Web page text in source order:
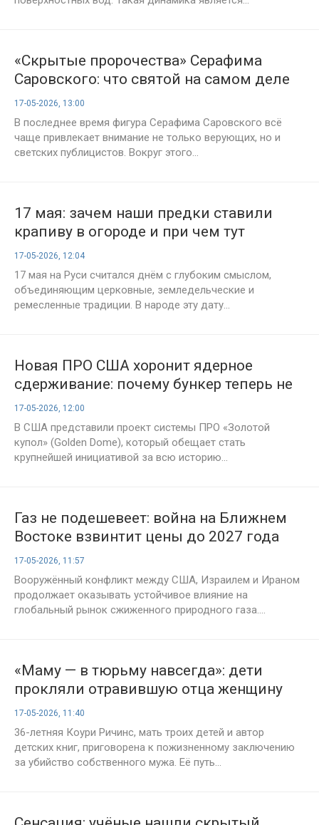
«Скрытые пророчества» Серафима
Саровского: что святой на самом деле
предсказал современному миру
17-05-2026, 13:00
В последнее время фигура Серафима Саровского всё
чаще привлекает внимание не только верующих, но и
светских публицистов. Вокруг этого...
17 мая: зачем наши предки ставили
крапиву в огороде и при чем тут
Пелагея Заступница
17-05-2026, 12:04
17 мая на Руси считался днём с глубоким смыслом,
объединяющим церковные, земледельческие и
ремесленные традиции. В народе эту дату...
Новая ПРО США хоронит ядерное
сдерживание: почему бункер теперь не
поможет
17-05-2026, 12:00
В США представили проект системы ПРО «Золотой
купол» (Golden Dome), который обещает стать
крупнейшей инициативой за всю историю...
Газ не подешевеет: война на Ближнем
Востоке взвинтит цены до 2027 года
17-05-2026, 11:57
Вооружённый конфликт между США, Израилем и Ираном
продолжает оказывать устойчивое влияние на
глобальный рынок сжиженного природного газа....
«Маму — в тюрьму навсегда»: дети
прокляли отравившую отца женщину
17-05-2026, 11:40
36-летняя Коури Ричинс, мать троих детей и автор
детских книг, приговорена к пожизненному заключению
за убийство собственного мужа. Её путь...